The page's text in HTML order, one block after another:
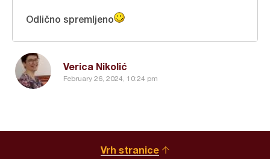
Verica Nikolić
February 26, 2024, 10:24 pm
Odlično spremljeno
Vrh stranice